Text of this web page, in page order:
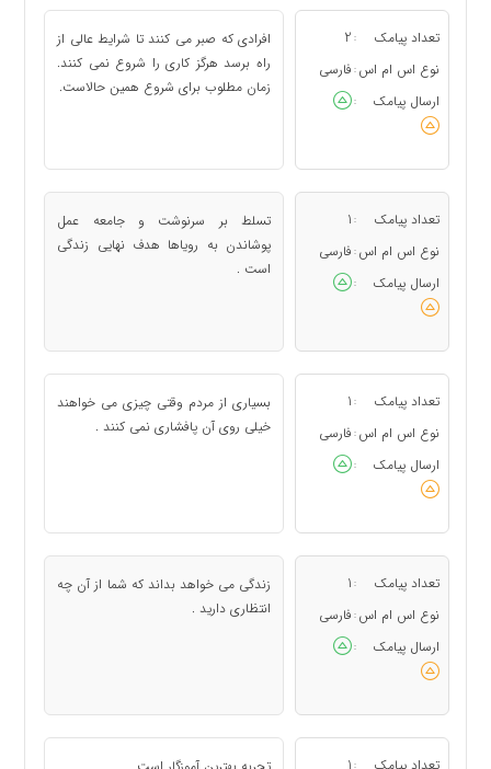
تعداد پیامک :
2
نوع اس ام اس : فارسی
ارسال پیامک
:
افرادی که صبر می کنند تا شرایط عالی از
راه برسد هرگز کاری را شروع نمی کنند.
زمان مطلوب برای شروع همین حالاست.
تعداد پیامک :
1
نوع اس ام اس : فارسی
ارسال پیامک
:
تسلط بر سرنوشت و جامعه عمل
پوشاندن به رویاها هدف نهایی زندگی
است .
تعداد پیامک :
1
نوع اس ام اس : فارسی
ارسال پیامک
:
بسیاری از مردم وقتی چیزی می خواهند
خیلی روی آن پافشاری نمی کنند .
تعداد پیامک :
1
نوع اس ام اس : فارسی
ارسال پیامک
:
زندگی می خواهد بداند که شما از آن چه
انتظاری دارید .
: